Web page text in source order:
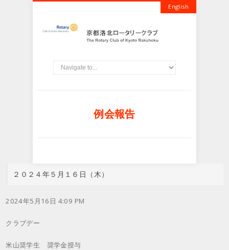
English
例会報告
２０２４年５月１６日（木）
2024年5月16日 4:09 PM
クラブデー
米山奨学生 奨学金授与